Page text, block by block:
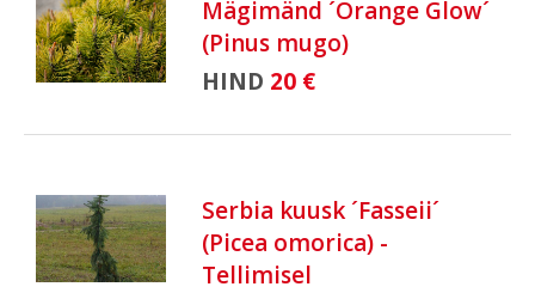
Mägimänd ´Orange Glow´
(Pinus mugo)
HIND 20 €
Serbia kuusk ´Fasseii´
(Picea omorica) -
Tellimisel